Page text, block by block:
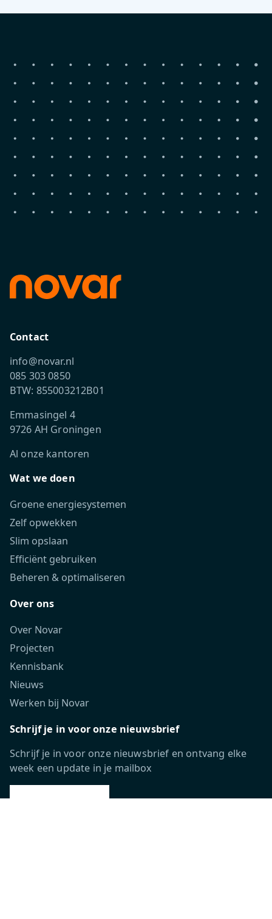
Contact
info@novar.nl
085 303 0850
BTW: 855003212B01
Emmasingel 4
9726 AH Groningen
Al onze kantoren
Wat we doen
Groene energiesystemen
Zelf opwekken
Slim opslaan
Efficiënt gebruiken
Beheren & optimaliseren
Over ons
Over Novar
Projecten
Kennisbank
Nieuws
Werken bij Novar
Schrijf je in voor onze nieuwsbrief
Schrijf je in voor onze nieuwsbrief en ontvang elke
week een update in je mailbox